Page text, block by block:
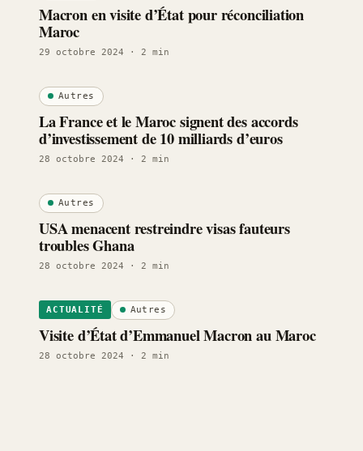
Macron en visite d’État pour réconciliation
Maroc
29 octobre 2024 · 2 min
Autres
La France et le Maroc signent des accords
d’investissement de 10 milliards d’euros
28 octobre 2024 · 2 min
Autres
USA menacent restreindre visas fauteurs
troubles Ghana
28 octobre 2024 · 2 min
ACTUALITÉ Autres
Visite d’État d’Emmanuel Macron au Maroc
28 octobre 2024 · 2 min